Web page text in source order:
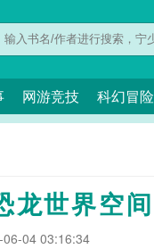
网游竞技 科幻冒险
龙世界空间
04 03:16:34